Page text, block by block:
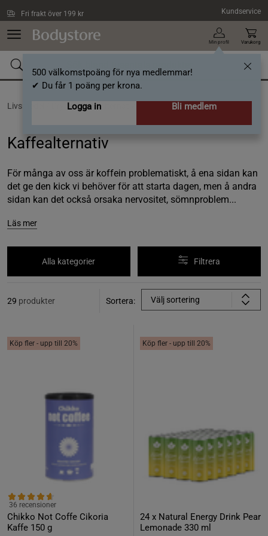
Fri frakt över 199 kr Kundservice
Min profil
500 välkomstpoäng för nya medlemmar!
✔ Du får 1 poäng per krona.
Logga in
Bli medlem
Varukorg
Livsmedel / Dryck /Kaffealternativ
Kaffealternativ
För många av oss är koffein problematiskt, å ena sidan kan
det ge den kick vi behöver för att starta dagen, men å andra
sidan kan det också orsaka nervositet, sömnproblem...
Läs mer
Alla kategorier Filtrera
29 produkter Sortera: Välj sortering
Köp fler - upp till 20%
Chikko Not Coffe Cikoria
Kaffe 150 g
36 recensioner
Köp fler - upp till 20%
24 x Natural Energy Drink Pear
Lemonade 330 ml